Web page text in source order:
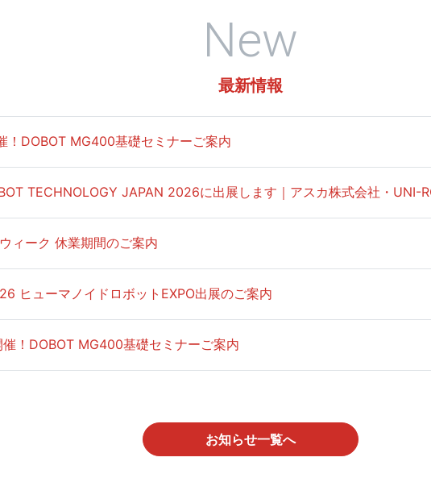
New
最新情報
！DOBOT MG400基礎セミナーご案内
TECHNOLOGY JAPAN 2026に出展します｜アスカ株式会社・UNI-
ィーク 休業期間のご案内
ヒューマノイドロボットEXPO出展のご案内
催！DOBOT MG400基礎セミナーご案内
お知らせ一覧へ